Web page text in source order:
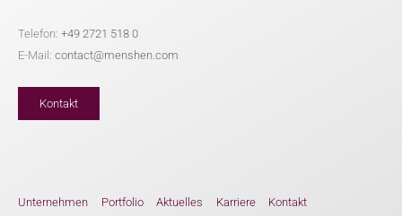
Telefon: +49 2721 518 0
E-Mail: contact@menshen.com
Kontakt
Unternehmen Portfolio Aktuelles Karriere Kontakt